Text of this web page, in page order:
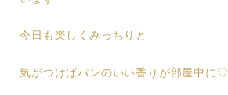
今日も楽しくみっちりと
気がつけばパンのいい香りが部屋中に♡